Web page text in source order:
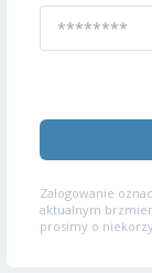
Zalogowanie
aktualnym
prosimy o